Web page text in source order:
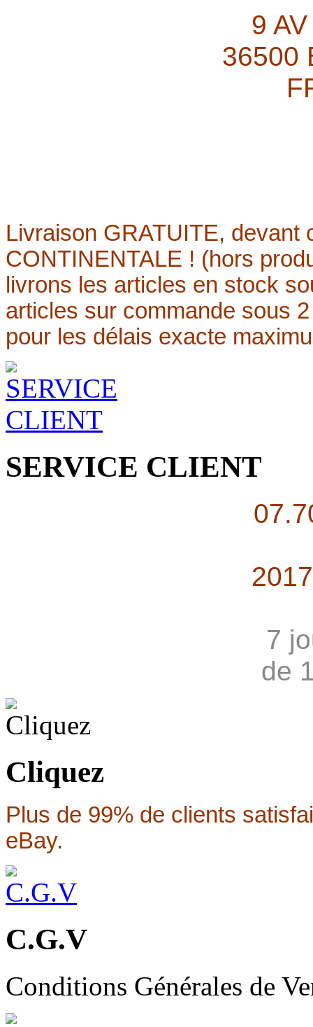
9
36500
Livraison GRATUITE, devant
CONTINENTALE ! (hors
livrons les articles en stock
articles sur commande sous
pour les délais exacte
SERVICE CLIENT
7
de
Cliquez
Plus de 99% de clients
eBay.
C.G.V
Conditions Générales de